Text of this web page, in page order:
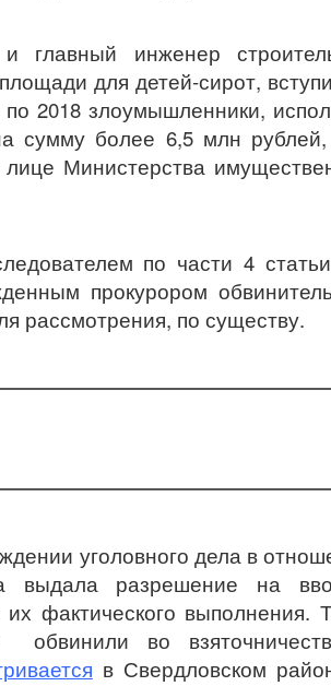
главный инженер
для детей-сирот,
2018 злоумышленники,
сумму более 6,5 млн
Министерства
по части 4
прокурором
рассмотрения, по существу.
уголовного дела в
выдала разрешение на
фактического выполнения.
обвинили во
в Свердловском